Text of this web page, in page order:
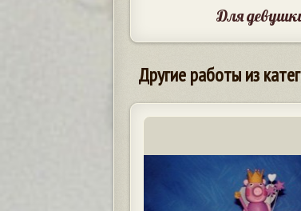
Для
Другие работы из